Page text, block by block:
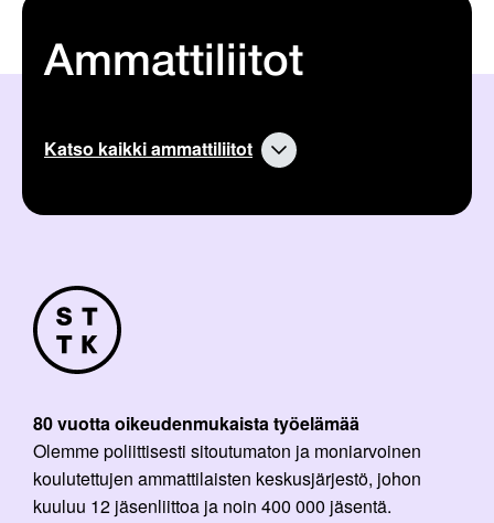
Ammattiliitot
Katso kaikki ammattiliitot
80 vuotta oikeudenmukaista työelämää
Olemme poliittisesti sitoutumaton ja moniarvoinen
koulutettujen ammattilaisten keskusjärjestö, johon
kuuluu 12 jäsenliittoa ja noin 400 000 jäsentä.